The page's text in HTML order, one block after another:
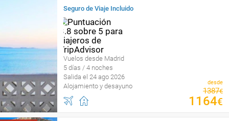
Seguro de Viaje Incluido
Vuelos desde Madrid
5 días / 4 noches
Salida el 24 ago 2026
Alojamiento y desayuno
desde
1387€
1164€